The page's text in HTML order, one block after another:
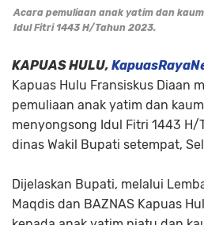
Acara pemuliaan anak yatim dan
Idul Fitri 1443 H/Tahun 2023.
KAPUAS HULU,
Kapuas Hulu Fransiskus Diaan
pemuliaan anak yatim dan
menyongsong Idul Fitri 1443 H/
dinas Wakil Bupati setempat,
Dijelaskan Bupati, melalui
Maqdis dan BAZNAS Kapuas